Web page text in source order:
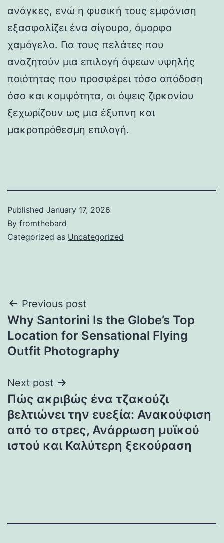
ανάγκες, ενώ η φυσική τους εμφάνιση
εξασφαλίζει ένα σίγουρο, όμορφο
χαμόγελο. Για τους πελάτες που
αναζητούν μια επιλογή όψεων υψηλής
ποιότητας που προσφέρει τόσο απόδοση
όσο και κομψότητα, οι όψεις ζιρκονίου
ξεχωρίζουν ως μια έξυπνη και
μακροπρόθεσμη επιλογή.
Published January 17, 2026
By fromthebard
Categorized as Uncategorized
Post
navigation
Previous post
Why Santorini Is the Globe’s Top
Location for Sensational Flying
Outfit Photography
Next post
Πώς ακριβώς ένα τζακούζι
βελτιώνει την ευεξία: Ανακούφιση
από το στρες, Ανάρρωση μυϊκού
ιστού και Καλύτερη ξεκούραση